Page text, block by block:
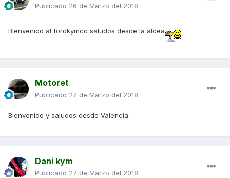
Publicado 26 de Marzo del 2018
Bienvenido al forokymco saludos desde la aldea
Motoret
Publicado 27 de Marzo del 2018
Bienvenido y saludos desde Valencia.
Dani kym
Publicado 27 de Marzo del 2018